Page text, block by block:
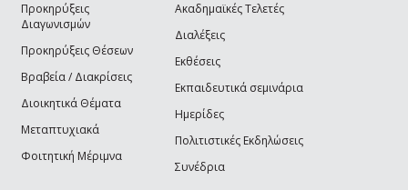
Προκηρύξεις
Διαγωνισμών
Προκηρύξεις Θέσεων
Βραβεία / Διακρίσεις
Διοικητικά Θέματα
Μεταπτυχιακά
Φοιτητική Μέριμνα
Ακαδημαϊκές Τελετές
Διαλέξεις
Εκθέσεις
Εκπαιδευτικά σεμινάρια
Ημερίδες
Πολιτιστικές Εκδηλώσεις
Συνέδρια